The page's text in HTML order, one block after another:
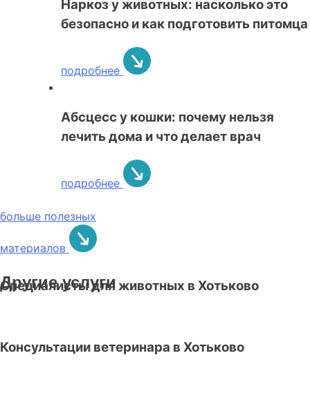
Наркоз у животных: насколько это
безопасно и как подготовить питомца
подробнее
Абсцесс у кошки: почему нельзя
лечить дома и что делает врач
подробнее
больше полезных
материалов
Другие услуги
Специалисты для животных в Хотьково
Консультации ветеринара в Хотьково